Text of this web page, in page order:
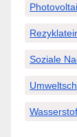
Soziale